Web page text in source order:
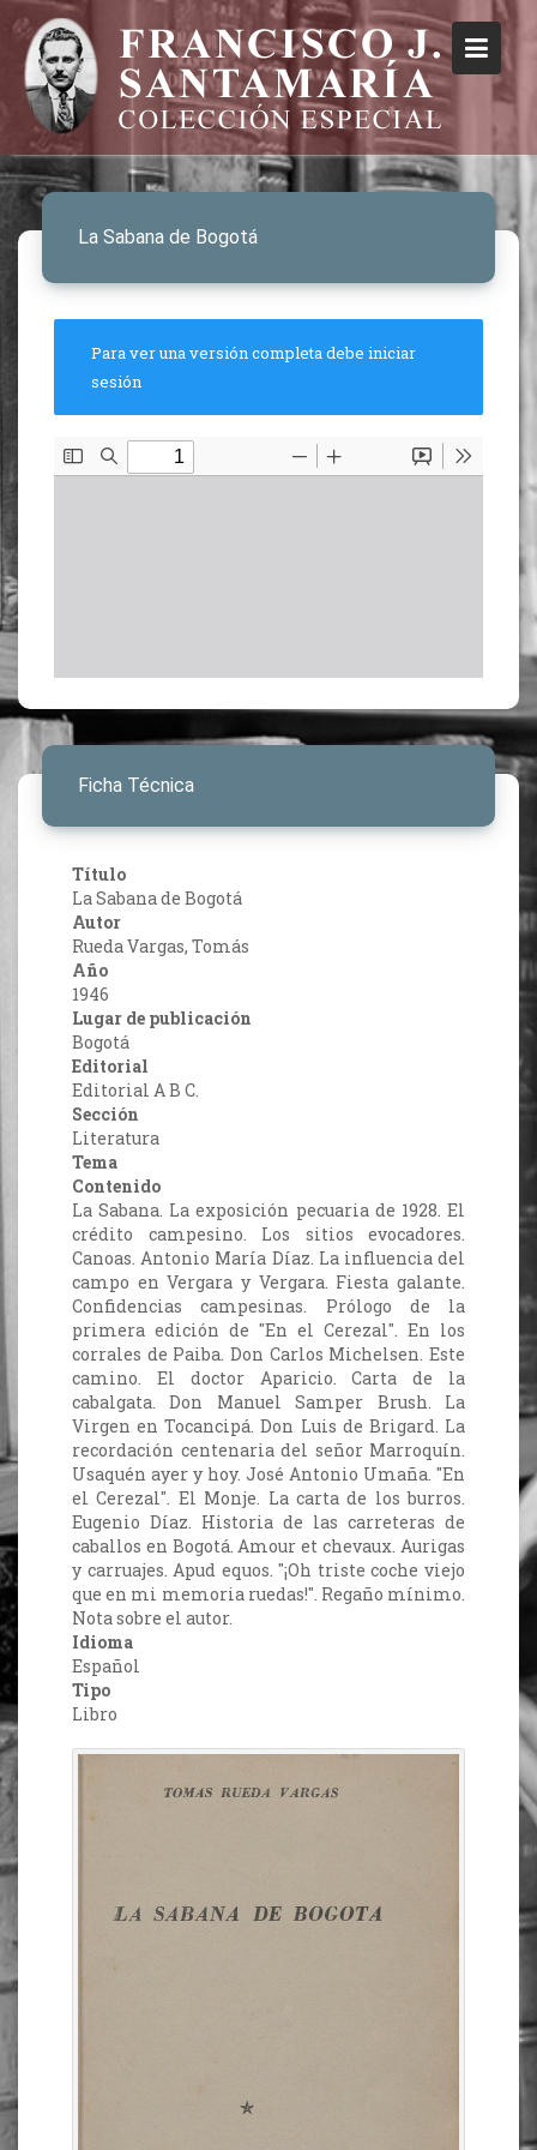
La Sabana de Bogotá
Para ver una versión completa debe iniciar
sesión
Ficha Técnica
Título
La Sabana de Bogotá
Autor
Rueda Vargas, Tomás
Año
1946
Lugar de publicación
Bogotá
Editorial
Editorial A B C.
Sección
Literatura
Tema
Contenido
La Sabana. La exposición pecuaria de 1928. El
crédito campesino. Los sitios evocadores.
Canoas. Antonio María Díaz. La influencia del
campo en Vergara y Vergara. Fiesta galante.
Confidencias campesinas. Prólogo de la
primera edición de "En el Cerezal". En los
corrales de Paiba. Don Carlos Michelsen. Este
camino. El doctor Aparicio. Carta de la
cabalgata. Don Manuel Samper Brush. La
Virgen en Tocancipá. Don Luis de Brigard. La
recordación centenaria del señor Marroquín.
Usaquén ayer y hoy. José Antonio Umaña. "En
el Cerezal". El Monje. La carta de los burros.
Eugenio Díaz. Historia de las carreteras de
caballos en Bogotá. Amour et chevaux. Aurigas
y carruajes. Apud equos. "¡Oh triste coche viejo
que en mi memoria ruedas!". Regaño mínimo.
Nota sobre el autor.
Idioma
Español
Tipo
Libro